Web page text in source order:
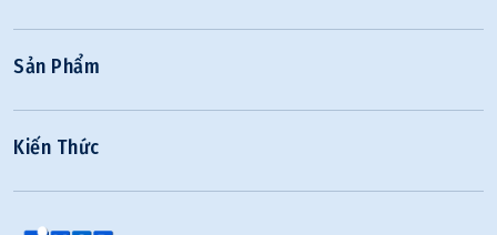
Sản Phẩm
Kiến Thức